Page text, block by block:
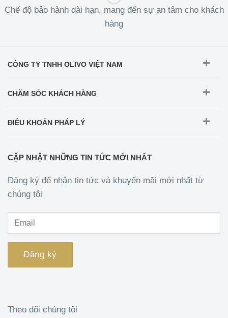
Chế độ bảo hành dài hạn, mang đến sự an tâm cho khách
hàng
CÔNG TY TNHH OLIVO VIỆT NAM
CHĂM SÓC KHÁCH HÀNG
ĐIỀU KHOẢN PHÁP LÝ
CẬP NHẬT NHỮNG TIN TỨC MỚI NHẤT
Đăng ký để nhận tin tức và khuyến mãi mới nhất từ
chúng tôi
Theo dõi chúng tôi